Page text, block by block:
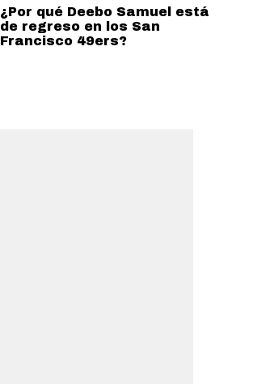
¿Por qué Deebo Samuel está
de regreso en los San
Francisco 49ers?